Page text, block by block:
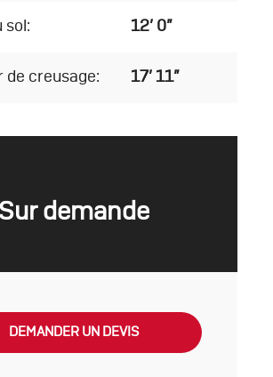
sol: 12’ 0”
de creusage: 17’ 11”
Sur demande
DEMANDER UN DEVIS